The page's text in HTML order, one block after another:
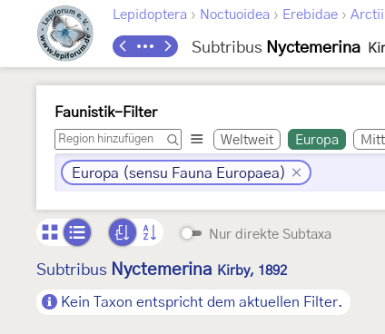
Lepidoptera › Noctuoidea › Erebidae ›
Subtribus Nyctemerina
Faunistik-Filter
Weltweit Europa
Europa (sensu Fauna Europaea)
Nur direkte Subtaxa
Subtribus Nyctemerina Kirby, 1892
Kein Taxon entspricht dem aktuellen Filter.